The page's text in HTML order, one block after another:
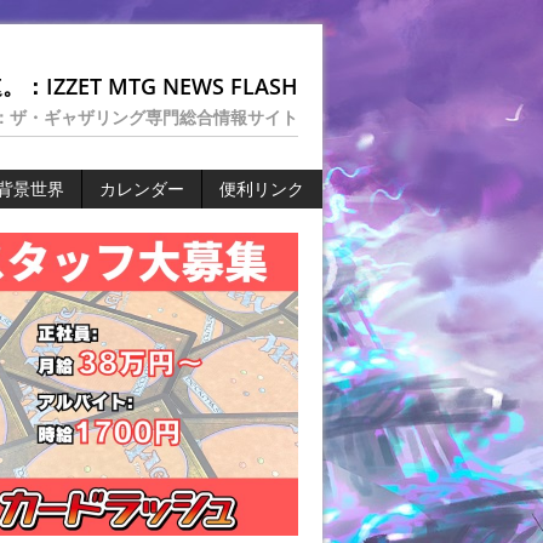
：IZZET MTG NEWS FLASH
ザ・ギャザリング専門総合情報サイト
景世界 カレンダー 便利リンク